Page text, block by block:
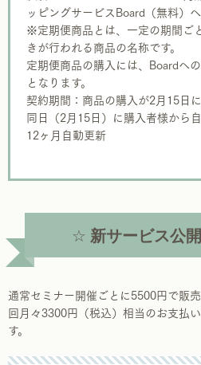
ッピングサービスBoard（無料）
※定期便商品とは、一定の期間ご
きが行われる商品の名称です。
定期便商品の購入には、Boardへ
となります。
契約期間：商品の購入が2月15日
同日（2月15日）に購入者様から
12ヶ月自動更新
☆ 新サービス公
通常セミナー開催ごとに5500円で販
回月々3300円（税込）相当のお支払
す。